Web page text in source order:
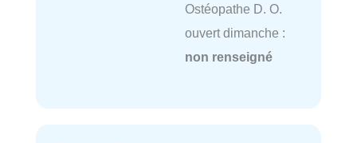
Ostéopathe D. O.
ouvert dimanche :
non renseigné